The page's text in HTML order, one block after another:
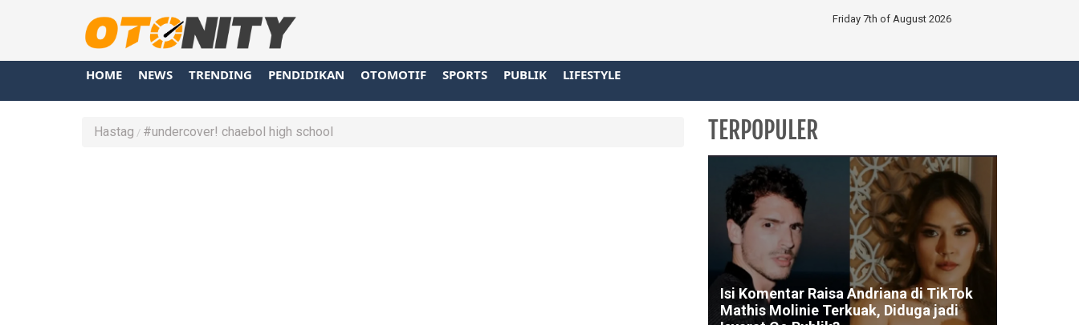
Friday 7th of August 2026
HOME NEWS TRENDING PENDIDIKAN OTOMOTIF SPORTS PUBLIK LIFESTYLE
Hastag #undercover! chaebol high school TERPOPULER
Isi Komentar Raisa Andriana di TikTok
Mathis Molinie Terkuak, Diduga jadi